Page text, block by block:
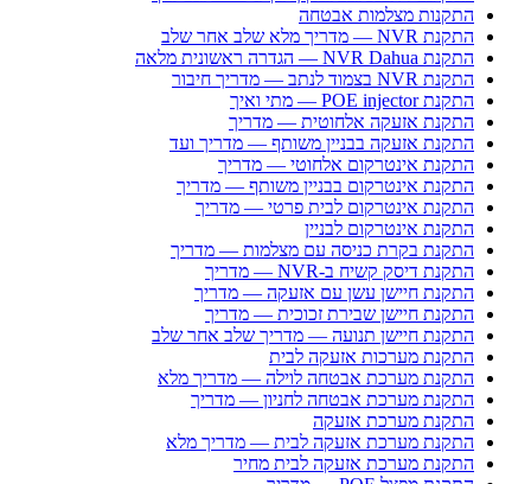
התקנות מצלמות אבטחה
התקנת NVR — מדריך מלא שלב אחר שלב
התקנת NVR Dahua — הגדרה ראשונית מלאה
התקנת NVR בצמוד לנתב — מדריך חיבור
התקנת POE injector — מתי ואיך
התקנת אזעקה אלחוטית — מדריך
התקנת אזעקה בבניין משותף — מדריך ועד
התקנת אינטרקום אלחוטי — מדריך
התקנת אינטרקום בבניין משותף — מדריך
התקנת אינטרקום לבית פרטי — מדריך
התקנת אינטרקום לבניין
התקנת בקרת כניסה עם מצלמות — מדריך
התקנת דיסק קשיח ב-NVR — מדריך
התקנת חיישן עשן עם אזעקה — מדריך
התקנת חיישן שבירת זכוכית — מדריך
התקנת חיישן תנועה — מדריך שלב אחר שלב
התקנת מערכות אזעקה לבית
התקנת מערכת אבטחה לוילה — מדריך מלא
התקנת מערכת אבטחה לחניון — מדריך
התקנת מערכת אזעקה
התקנת מערכת אזעקה לבית — מדריך מלא
התקנת מערכת אזעקה לבית מחיר